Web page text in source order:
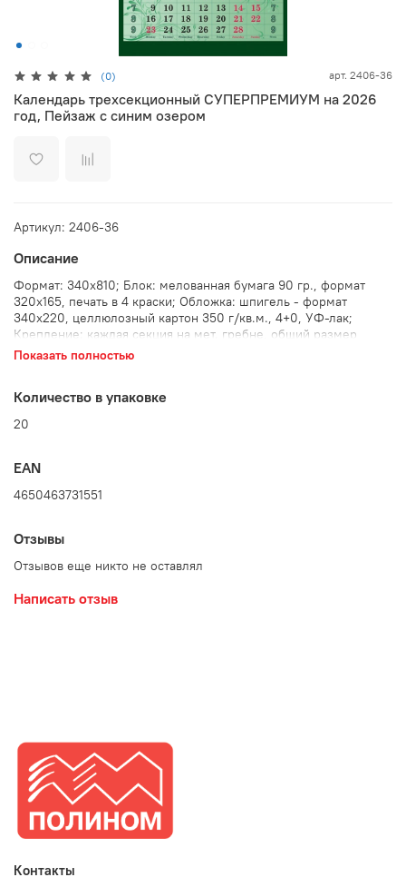
(0) арт. 2406-36
Календарь трехсекционный СУПЕРПРЕМИУМ на 2026
год, Пейзаж с синим озером
Артикул: 2406-36
Описание
Формат: 340х810; Блок: мелованная бумага 90 гр., формат
320х165, печать в 4 краски; Обложка: шпигель - формат
340х220, целлюлозный картон 350 г/кв.м., 4+0, УФ-лак;
Крепление: каждая секция на мет. гребне, общий размер
календаря 340х805. ; Дополнительно: с бегунком и люверсом,
Показать полностью
Количество в упаковке
20
EAN
4650463731551
Отзывы
Отзывов еще никто не оставлял
Написать отзыв
Контакты